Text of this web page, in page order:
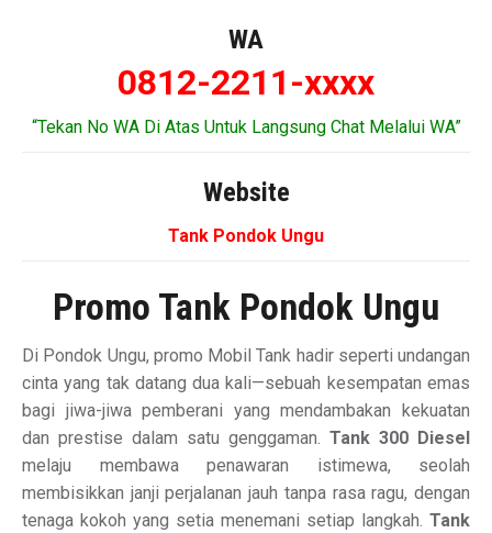
WA
0812-2211-xxxx
“Tekan No WA Di Atas Untuk Langsung Chat Melalui WA”
Website
Tank Pondok Ungu
Promo Tank Pondok Ungu
Di Pondok Ungu, promo Mobil Tank hadir seperti undangan
cinta yang tak datang dua kali—sebuah kesempatan emas
bagi jiwa-jiwa pemberani yang mendambakan kekuatan
dan prestise dalam satu genggaman. Tank 300 Diesel
melaju membawa penawaran istimewa, seolah
membisikkan janji perjalanan jauh tanpa rasa ragu, dengan
tenaga kokoh yang setia menemani setiap langkah. Tank